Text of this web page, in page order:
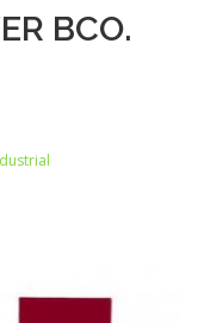
BCO.